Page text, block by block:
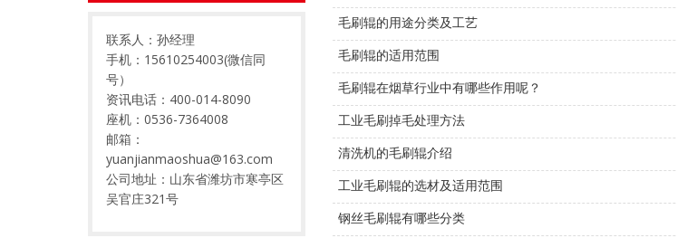
联系人：孙经理
手机：15610254003(微信同
号）
资讯电话：400-014-8090
座机：0536-7364008
邮箱：
yuanjianmaoshua@163.com
公司地址：山东省潍坊市寒亭区
吴官庄321号
毛刷辊的用途分类及工艺
毛刷辊的适用范围
毛刷辊在烟草行业中有哪些作用呢？
工业毛刷掉毛处理方法
清洗机的毛刷辊介绍
工业毛刷辊的选材及适用范围
钢丝毛刷辊有哪些分类